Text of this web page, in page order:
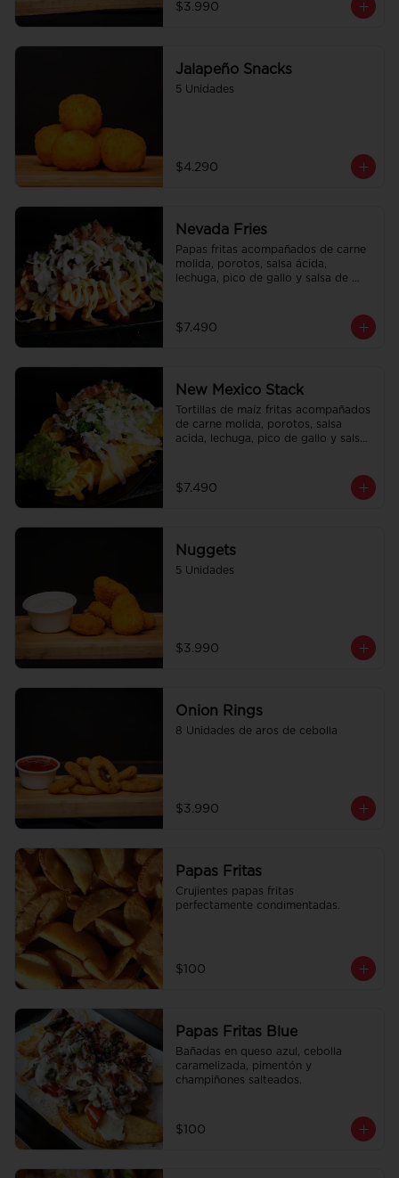
$3.990
Jalapeño Snacks
5 Unidades
$4.290
Nevada Fries
Papas fritas acompañados de carne
molida, porotos, salsa ácida,
lechuga, pico de gallo y salsa de
$7.490
New Mexico Stack
Tortillas de maíz fritas acompañados
de carne molida, porotos, salsa
acida, lechuga, pico de gallo y salsa
$7.490
Nuggets
5 Unidades
$3.990
Onion Rings
8 Unidades de aros de cebolla
$3.990
Papas Fritas
Crujientes papas fritas
perfectamente condimentadas.
$100
Papas Fritas Blue
Bañadas en queso azul, cebolla
caramelizada, pimentón y
champiñones salteados.
$100